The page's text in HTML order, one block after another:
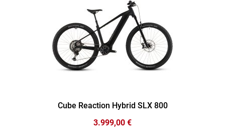
Cube Reaction Hybrid SLX 800
3.999,00 €